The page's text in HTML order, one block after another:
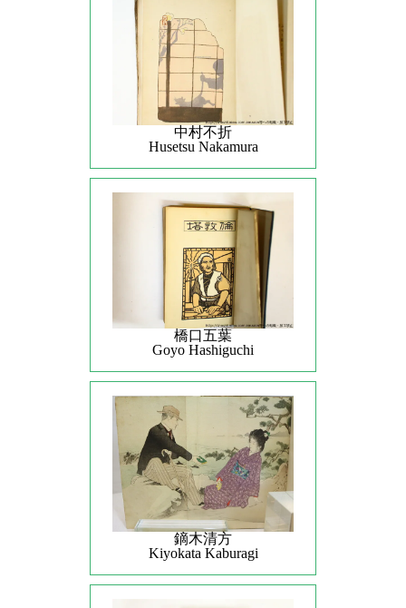
中村不折
Husetsu Nakamura
橋口五葉
Goyo Hashiguchi
鏑木清方
Kiyokata Kaburagi